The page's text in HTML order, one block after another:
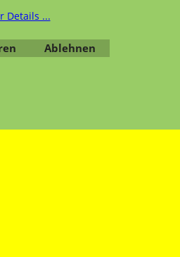
Details ...
Ablehnen